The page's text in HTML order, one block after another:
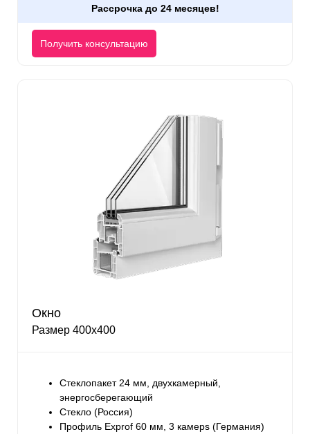
Рассрочка до 24 месяцев!
Получить консультацию
Окно
Размер 400х400
Стеклопакет 24 мм, двухкамерный,
энергосберегающий
Стекло (Россия)
Профиль Exprof 60 мм, 3 камерs (Германия)